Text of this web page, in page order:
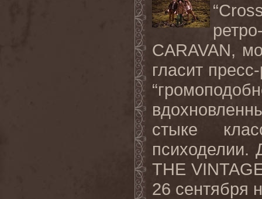
CARAVAN,
гласит
стыке
психоделии.
THE
26 сентября